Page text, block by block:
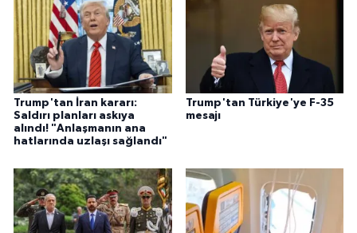
Trump'tan İran kararı:
Saldırı planları askıya
alındı! "Anlaşmanın ana
hatlarında uzlaşı sağlandı"
Trump'tan Türkiye'ye F-35
mesajı